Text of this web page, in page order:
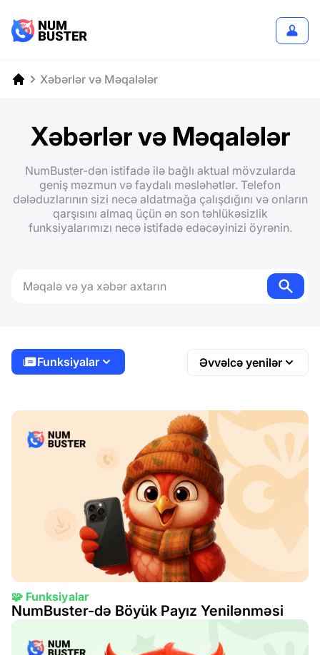
Xəbərlər və Məqalələr
Xəbərlər və Məqalələr
NumBuster-dən istifadə ilə bağlı aktual mövzularda
geniş məzmun və faydalı məsləhətlər. Telefon
dələduzlarının sizi necə aldatmağa çalışdığını və onların
qarşısını almaq üçün ən son təhlükəsizlik
funksiyalarımızı necə istifadə edəcəyinizi öyrənin.
Funksiyalar Əvvəlcə yenilər
🧩 Funksiyalar
NumBuster-də Böyük Payız Yenilənməsi
01 okt. 2025